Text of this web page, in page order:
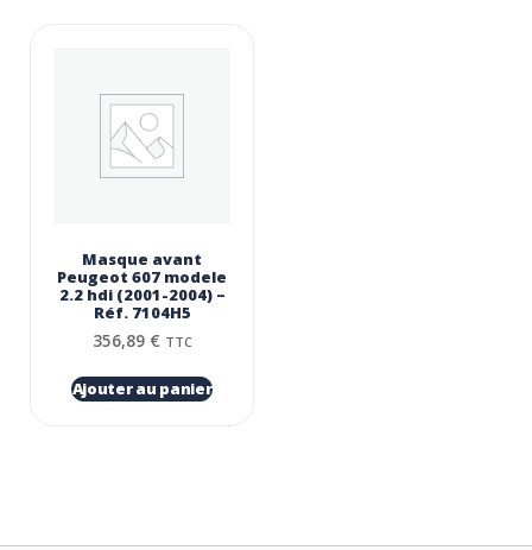
Masque avant
Peugeot 607 modele
2.2 hdi (2001-2004) –
Réf. 7104H5
356,89 € TTC
Ajouter au panier